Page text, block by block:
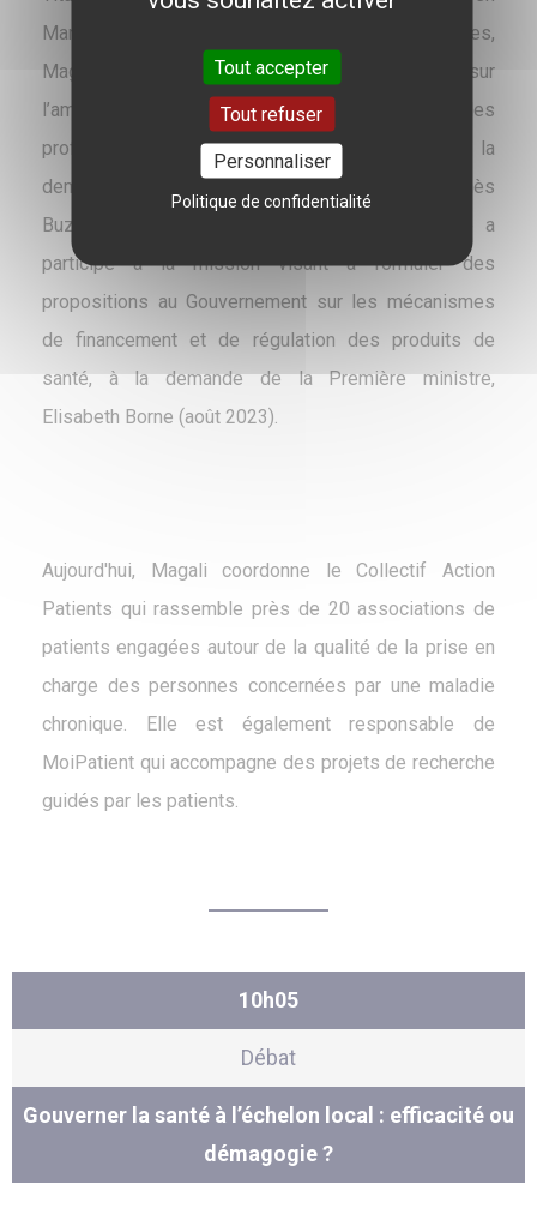
Management des structures sanitaires et sociales,
Magali est par ailleurs co-auteure du rapport sur
l’amélioration de l’information des usagers et des
professionnels de santé sur le médicament, à la
demande de la ministre en charge de Santé, Agnès
Buzyn (septembre 2018). Plus récemment, elle a
participé à la mission visant à formuler des
propositions au Gouvernement sur les mécanismes
de financement et de régulation des produits de
santé, à la demande de la Première ministre,
Elisabeth Borne (août 2023).
Aujourd'hui, Magali coordonne le Collectif Action
Patients qui rassemble près de 20 associations de
patients engagées autour de la qualité de la prise en
charge des personnes concernées par une maladie
chronique. Elle est également responsable de
MoiPatient qui accompagne des projets de recherche
guidés par les patients.
10h05
Débat
Gouverner la santé à l’échelon local : efficacité ou
démagogie ?
Tout accepter
Tout refuser
Personnaliser
Politique de confidentialité